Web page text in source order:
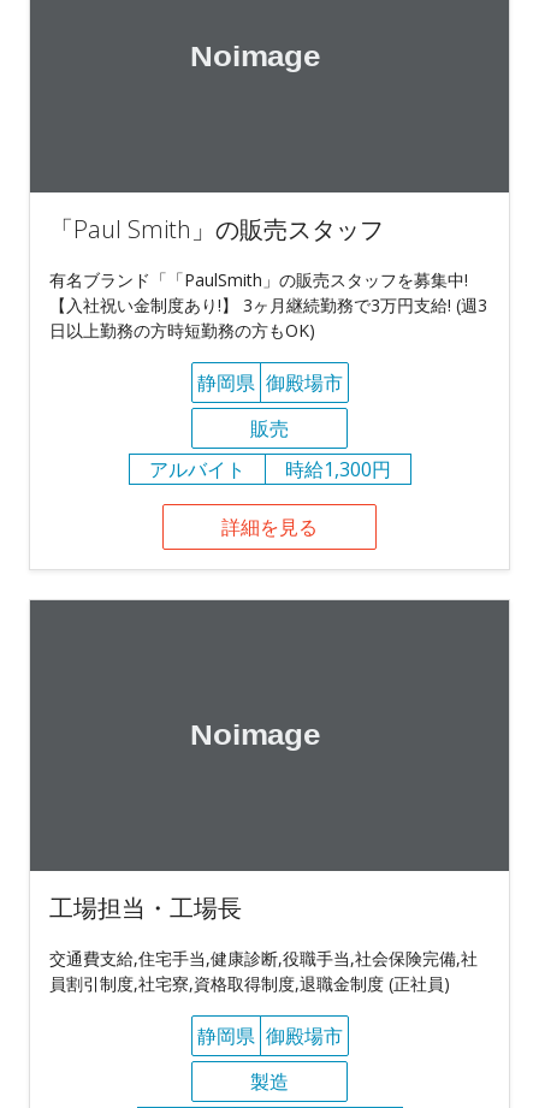
「Paul Smith」の販売スタッフ
有名ブランド「「PaulSmith」の販売スタッフを募集中!
【入社祝い金制度あり!】 3ヶ月継続勤務で3万円支給! (週3
日以上勤務の方時短勤務の方もOK)
静岡県 御殿場市
販売
アルバイト
時給1,300円
詳細を見る
工場担当・工場長
交通費支給,住宅手当,健康診断,役職手当,社会保険完備,社
員割引制度,社宅寮,資格取得制度,退職金制度 (正社員)
静岡県 御殿場市
製造